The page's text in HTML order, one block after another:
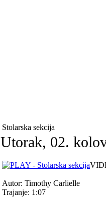
Stolarska sekcija
Utorak, 02.
Autor: Timothy Carlielle
Trajanje: 1:07